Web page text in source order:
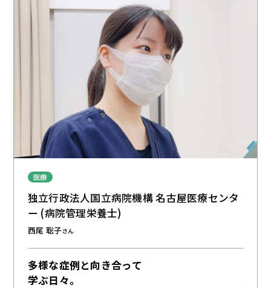
医療
独立行政法人国立病院機構 名古屋医療センタ
ー (病院管理栄養士)
西尾 聡子さん
多様な症例と向き合って
学ぶ日々。